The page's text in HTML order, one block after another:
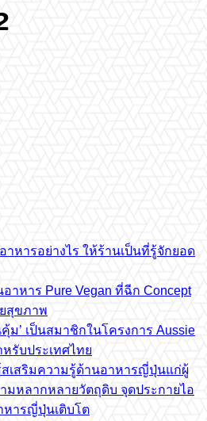
าหารอย่างไร ให้ร้านเป็นที่รู้จักยอด
อาหาร Pure Vegan ที่ฉีก Concept
สุขภาพ
คุ้ม’ เป็นสมาชิกในโครงการ Aussie
หรับประเทศไทย
เสริมความรู้ด้านอาหารญี่ปุ่นแก่ผู้
มหลากหลายวัตถุดิบ จุดประกายไอ
หารญี่ปุ่นเติบโต